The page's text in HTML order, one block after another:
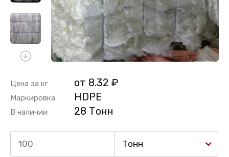
Цена за кг от 8.32 ₽
Маркировка HDPE
В наличии 28 Тонн
Тонн